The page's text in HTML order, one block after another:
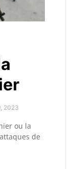
2023
ou la
de